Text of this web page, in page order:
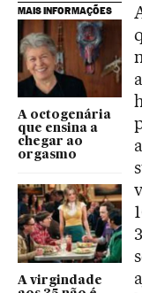
MAIS INFORMAÇÕES
A octogenária
que ensina a
chegar ao
orgasmo
A virgindade